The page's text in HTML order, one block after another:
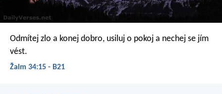
Odmítej zlo a konej dobro, usiluj o pokoj a nechej se jím
vést.
Žalm 34:15 - B21